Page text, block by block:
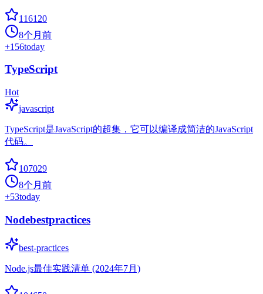
116120
8个月前
+156today
TypeScript
Hot
javascript
TypeScript是JavaScript的超集，它可以编译成简洁的JavaScript
代码。
107029
8个月前
+53today
Nodebestpractices
best-practices
Node.js最佳实践清单 (2024年7月)